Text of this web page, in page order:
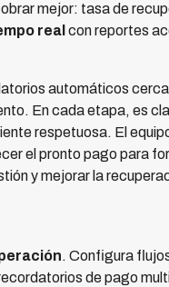
mejor: tasa de
real con reportes
automáticos
En cada etapa, es
respetuosa. El
el pronto pago para
y mejorar la
. Configura
de pago